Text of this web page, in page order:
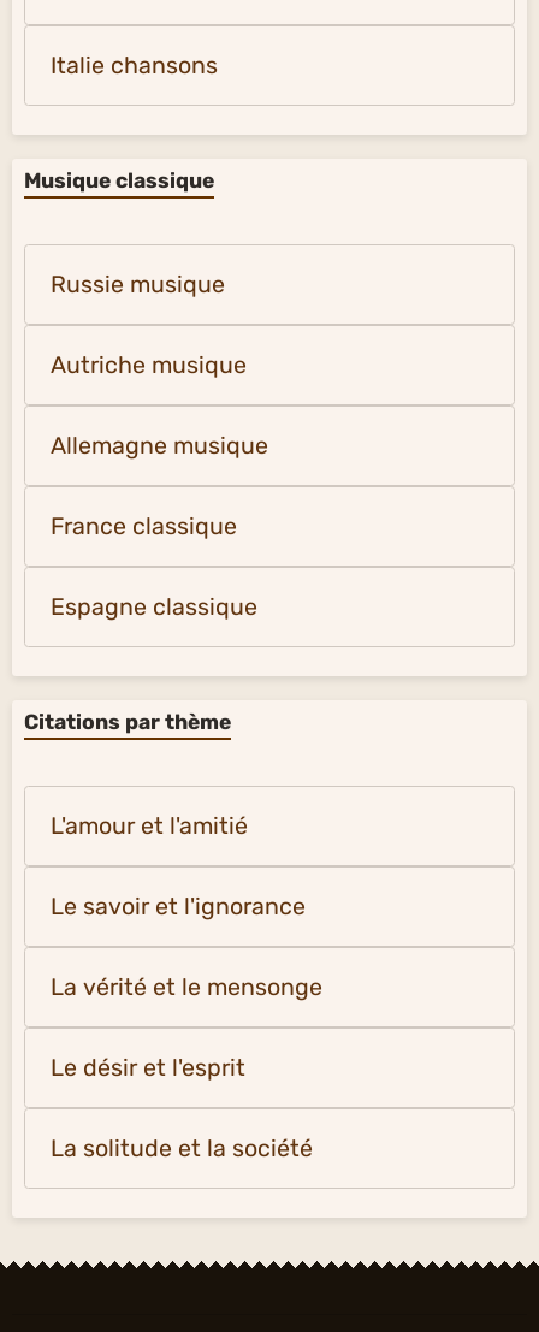
Italie chansons
Musique classique
Russie musique
Autriche musique
Allemagne musique
France classique
Espagne classique
Citations par thème
L'amour et l'amitié
Le savoir et l'ignorance
La vérité et le mensonge
Le désir et l'esprit
La solitude et la société